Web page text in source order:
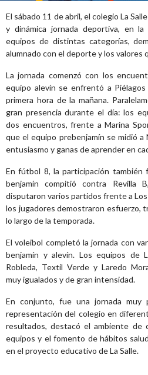
El sábado 11 de abril, el colegio La
y dinámica jornada deportiva, en
equipos de distintas categorías,
alumnado con el deporte y los valores
La jornada comenzó con los
equipo alevín se enfrentó a
primera hora de la mañana.
gran presencia durante el día: los
dos encuentros, frente a Marina
que el equipo prebenjamín se midió
entusiasmo y ganas de aprender en
En fútbol 8, la participación también
benjamín compitió contra Revilla
disputaron varios partidos frente a
los jugadores demostraron esfuerzo,
lo largo de la temporada.
El voleibol completó la jornada con
benjamín y alevín. Los equipos de
Robleda, Textil Verde y Laredo
muy igualados y de gran intensidad.
En conjunto, fue una jornada muy
representación del colegio en
resultados, destacó el ambiente de
equipos y el fomento de hábitos
en el proyecto educativo de La Salle.